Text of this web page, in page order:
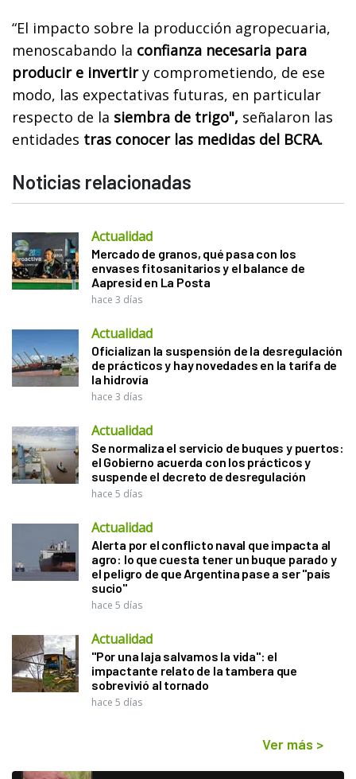
“El impacto sobre la producción agropecuaria,
menoscabando la confianza necesaria para
producir e invertiry comprometiendo, de ese
modo, las expectativas futuras, en particular
respecto de la siembra de trigo", señalaron las
entidades tras conocer las medidas del BCRA.
Noticias relacionadas
Actualidad
Mercado de granos, qué pasa con los
envases fitosanitarios y el balance de
Aapresid en La Posta
hace 3 días
Actualidad
Oficializan la suspensión de la desregulación
de prácticos y hay novedades en la tarifa de
la hidrovía
hace 3 días
Actualidad
Se normaliza el servicio de buques y puertos:
el Gobierno acuerda con los prácticos y
suspende el decreto de desregulación
hace 5 días
Actualidad
Alerta por el conflicto naval que impacta al
agro: lo que cuesta tener un buque parado y
el peligro de que Argentina pase a ser "país
sucio"
hace 5 días
Actualidad
"Por una laja salvamos la vida": el
impactante relato de la tambera que
sobrevivió al tornado
hace 5 días
Ver más >